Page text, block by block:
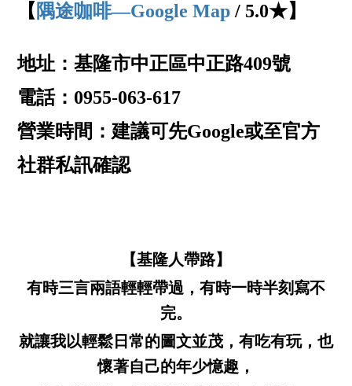
【 隅途咖啡—Google Map / 5.0★】
地址：基隆市中正區中正路409號
電話： 0955-063-617
營業時間：建議可先Google或至官方
社群私訊確認
【基隆人帶路】
有時三言兩語輕輕帶過，有時一時半刻寫不
完。
就讓我以輕鬆日常的圖文並茂，有吃有玩，也
懷著自己的年少憶趣，